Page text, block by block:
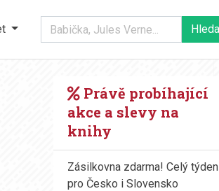
Právě probíhající
akce a slevy na
knihy
Zásilkovna zdarma! Celý týden
pro Česko i Slovensko